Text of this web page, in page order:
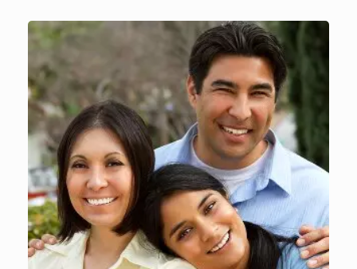
създадете
нови приятелства със
съмишленици